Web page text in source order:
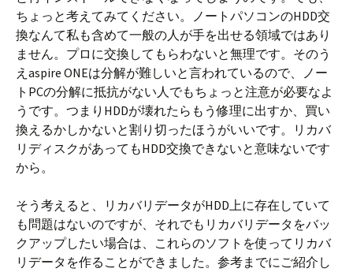
ちょっと考えてみてください。ノートパソコンのHDD交
換なんて私も含めて一般の人が手を出せる領域ではあり
ません。プロに交換してもらわないと無理です。そのう
えaspire ONEは分解が難しいと言われているので、ノー
トPCの分解に抵抗がない人でもちょっと注意が必要なよ
うです。つまりHDDが壊れたらもう修理に出すか、買い
換えるかしかないと割り切ったほうがいいです。リカバ
リディスクがあってもHDD交換できないと意味ないです
から。
そう考えると、リカバリデータがHDD上に存在していて
も問題はないのですが、それでもリカバリデータをバッ
クアップしたい場合は、これらのソフトを使ってリカバ
リデータを作ることができました。参考までにご紹介し